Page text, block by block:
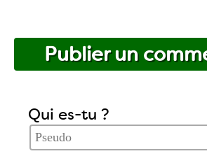
Publier un
Qui es-tu ?